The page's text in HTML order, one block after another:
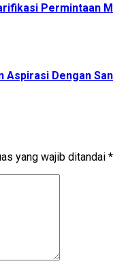
Permintaan
Aspirasi Dengan
yang wajib ditandai *